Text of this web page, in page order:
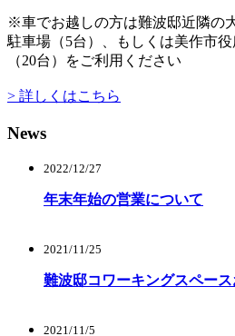
※車でお越しの方は難波邸近隣の
駐車場（5台）、もしくは美作市
（20台）をご利用ください
> 詳しくはこちら
News
2022/12/27
年末年始の営業について
2021/11/25
難波邸コワーキングスペー
2021/11/5